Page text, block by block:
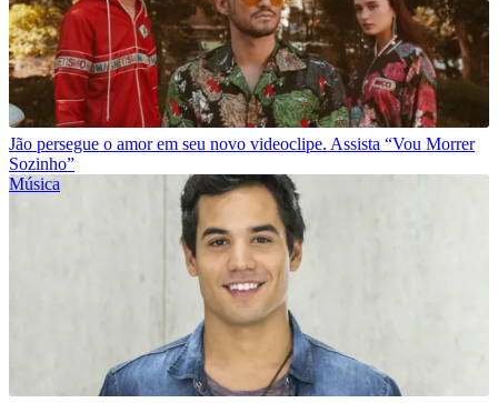
Jão persegue o amor em seu novo videoclipe. Assista “Vou Morrer
Sozinho”
Música